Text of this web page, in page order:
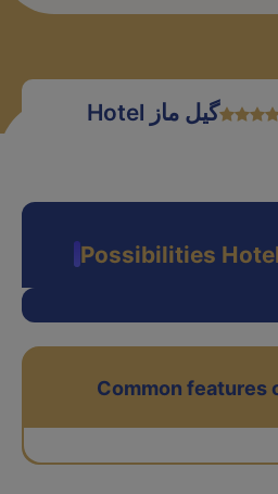
Hotel گیل ماز
Common features